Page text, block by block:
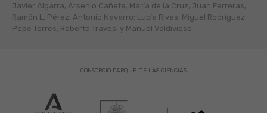
Javier Algarra; Arsenio Cañete; María de la Cruz; Juan Ferreras;
Ramón L. Pérez; Antonio Navarro; Lucía Rivas; Miguel Rodríguez;
Pepe Torres; Roberto Travesí y Manuel Valdivieso.
CONSORCIO PARQUE DE LAS CIENCIAS